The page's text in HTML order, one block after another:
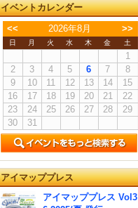
イベントカレンダー
<<
2026年8月 >>
日 月 火 水 木 金 土
1
2
3 4 5 6 7
8
9
10 11 12 13 14
15
16
17 18 19 20 21
22
23
24 25 26 27 28
29
30
31
アイマッププレス
アイマッププレス Vol3